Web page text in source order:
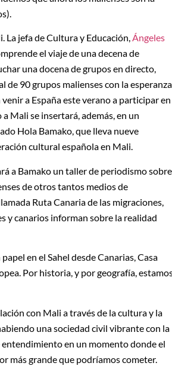
La jefa de Cultura y Educación,Ángeles
el viaje de una decena de
una docena de grupos en directo,
90 grupos malienses con la esperanza
a España este verano a participar en
Mali se insertará, además, en un
Hola Bamako, que lleva nueve
cultural española en Mali.
a Bamako un taller de periodismo sobre
de otros tantos medios de
Ruta Canaria de las migraciones,
y canarios informan sobre la realidad
en el Sahel desde Canarias, Casa
Por historia, y por geografía,
con Mali a través de la cultura y la
una sociedad civil vibrante con la
en un momento donde el
más grande que podríamos cometer.